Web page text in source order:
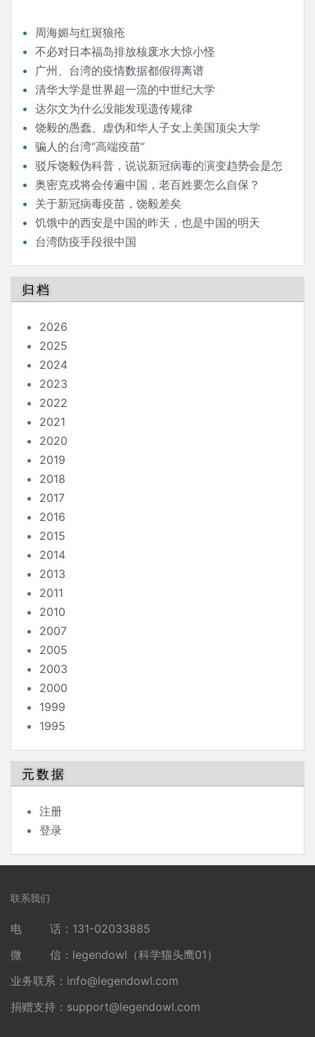
周海媚与红斑狼疮
不必对日本福岛排放核废水大惊小怪
广州、台湾的疫情数据都假得离谱
清华大学是世界超一流的中世纪大学
达尔文为什么没能发现遗传规律
饶毅的愚蠢、虚伪和华人子女上美国顶尖大学
骗人的台湾“高端疫苗”
驳斥饶毅伪科普，说说新冠病毒的演变趋势会是怎
样奥密克戎将会传遍中国，老百姓要怎么自保？
关于新冠病毒疫苗，饶毅差矣
饥饿中的西安是中国的昨天，也是中国的明天
台湾防疫手段很中国
归档
2026
2025
2024
2023
2022
2021
2020
2019
2018
2017
2016
2015
2014
2013
2011
2010
2007
2005
2003
2000
1999
1995
元数据
注册
登录
联系我们
电 话：131-02033885
微 信：legendowl（科学猫头鹰01）
业务联系： info@legendowl.com
捐赠支持： support@legendowl.com